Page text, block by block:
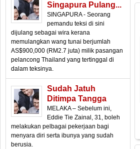
Singapura Pulang...
SINGAPURA - Seorang
pemandu teksi di sini
dijulang sebagai wira kerana
memulangkan wang tunai berjumlah
AS$900,000 (RM2.7 juta) milik pasangan
pelancong Thailand yang tertinggal di
dalam teksinya.
Sudah Jatuh
Ditimpa Tangga
MELAKA – Sebelum ini,
Eddie Tie Zainal, 31, boleh
melakukan pelbagai pekerjaan bagi
menyara diri serta ibunya yang sudah
berusia.